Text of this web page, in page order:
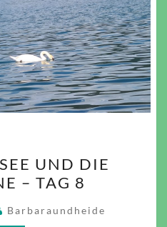
DER
SEE
UND
UND DIE
– TAG 8
Barbaraundheide